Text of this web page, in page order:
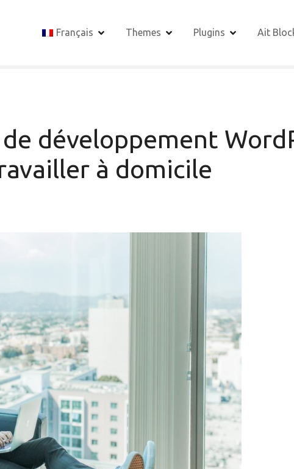
Français Themes Plugins Ait
développement
à domicile